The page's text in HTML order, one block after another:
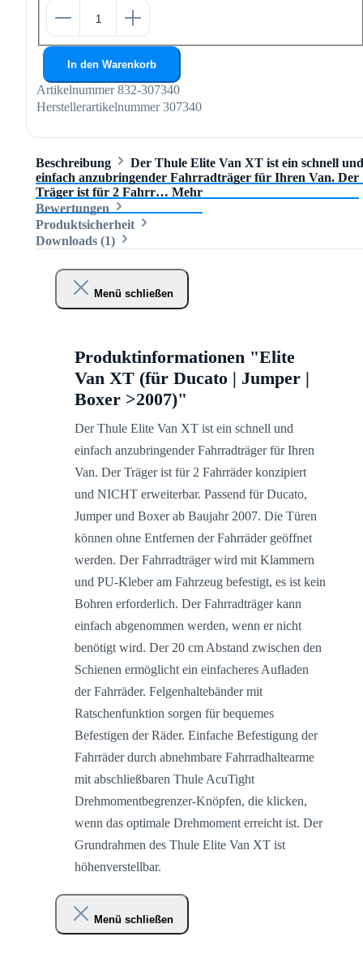
In den Warenkorb
Artikelnummer 832-307340
Herstellerartikelnummer 307340
Beschreibung
Der Thule Elite Van XT ist ein schnell und
einfach anzubringender Fahrradträger für Ihren Van. Der
Träger ist für 2 Fahrr… Mehr
Bewertungen
Produktsicherheit
Downloads (1)
Menü schließen
Produktinformationen "Elite
Van XT (für Ducato | Jumper |
Boxer >2007)"
Der Thule Elite Van XT ist ein schnell und
einfach anzubringender Fahrradträger für Ihren
Van. Der Träger ist für 2 Fahrräder konzipiert
und NICHT erweiterbar. Passend für Ducato,
Jumper und Boxer ab Baujahr 2007. Die Türen
können ohne Entfernen der Fahrräder geöffnet
werden. Der Fahrradträger wird mit Klammern
und PU-Kleber am Fahrzeug befestigt, es ist kein
Bohren erforderlich. Der Fahrradträger kann
einfach abgenommen werden, wenn er nicht
benötigt wird. Der 20 cm Abstand zwischen den
Schienen ermöglicht ein einfacheres Aufladen
der Fahrräder. Felgenhaltebänder mit
Ratschenfunktion sorgen für bequemes
Befestigen der Räder. Einfache Befestigung der
Fahrräder durch abnehmbare Fahrradhaltearme
mit abschließbaren Thule AcuTight
Drehmomentbegrenzer-Knöpfen, die klicken,
wenn das optimale Drehmoment erreicht ist. Der
Grundrahmen des Thule Elite Van XT ist
höhenverstellbar.
Menü schließen